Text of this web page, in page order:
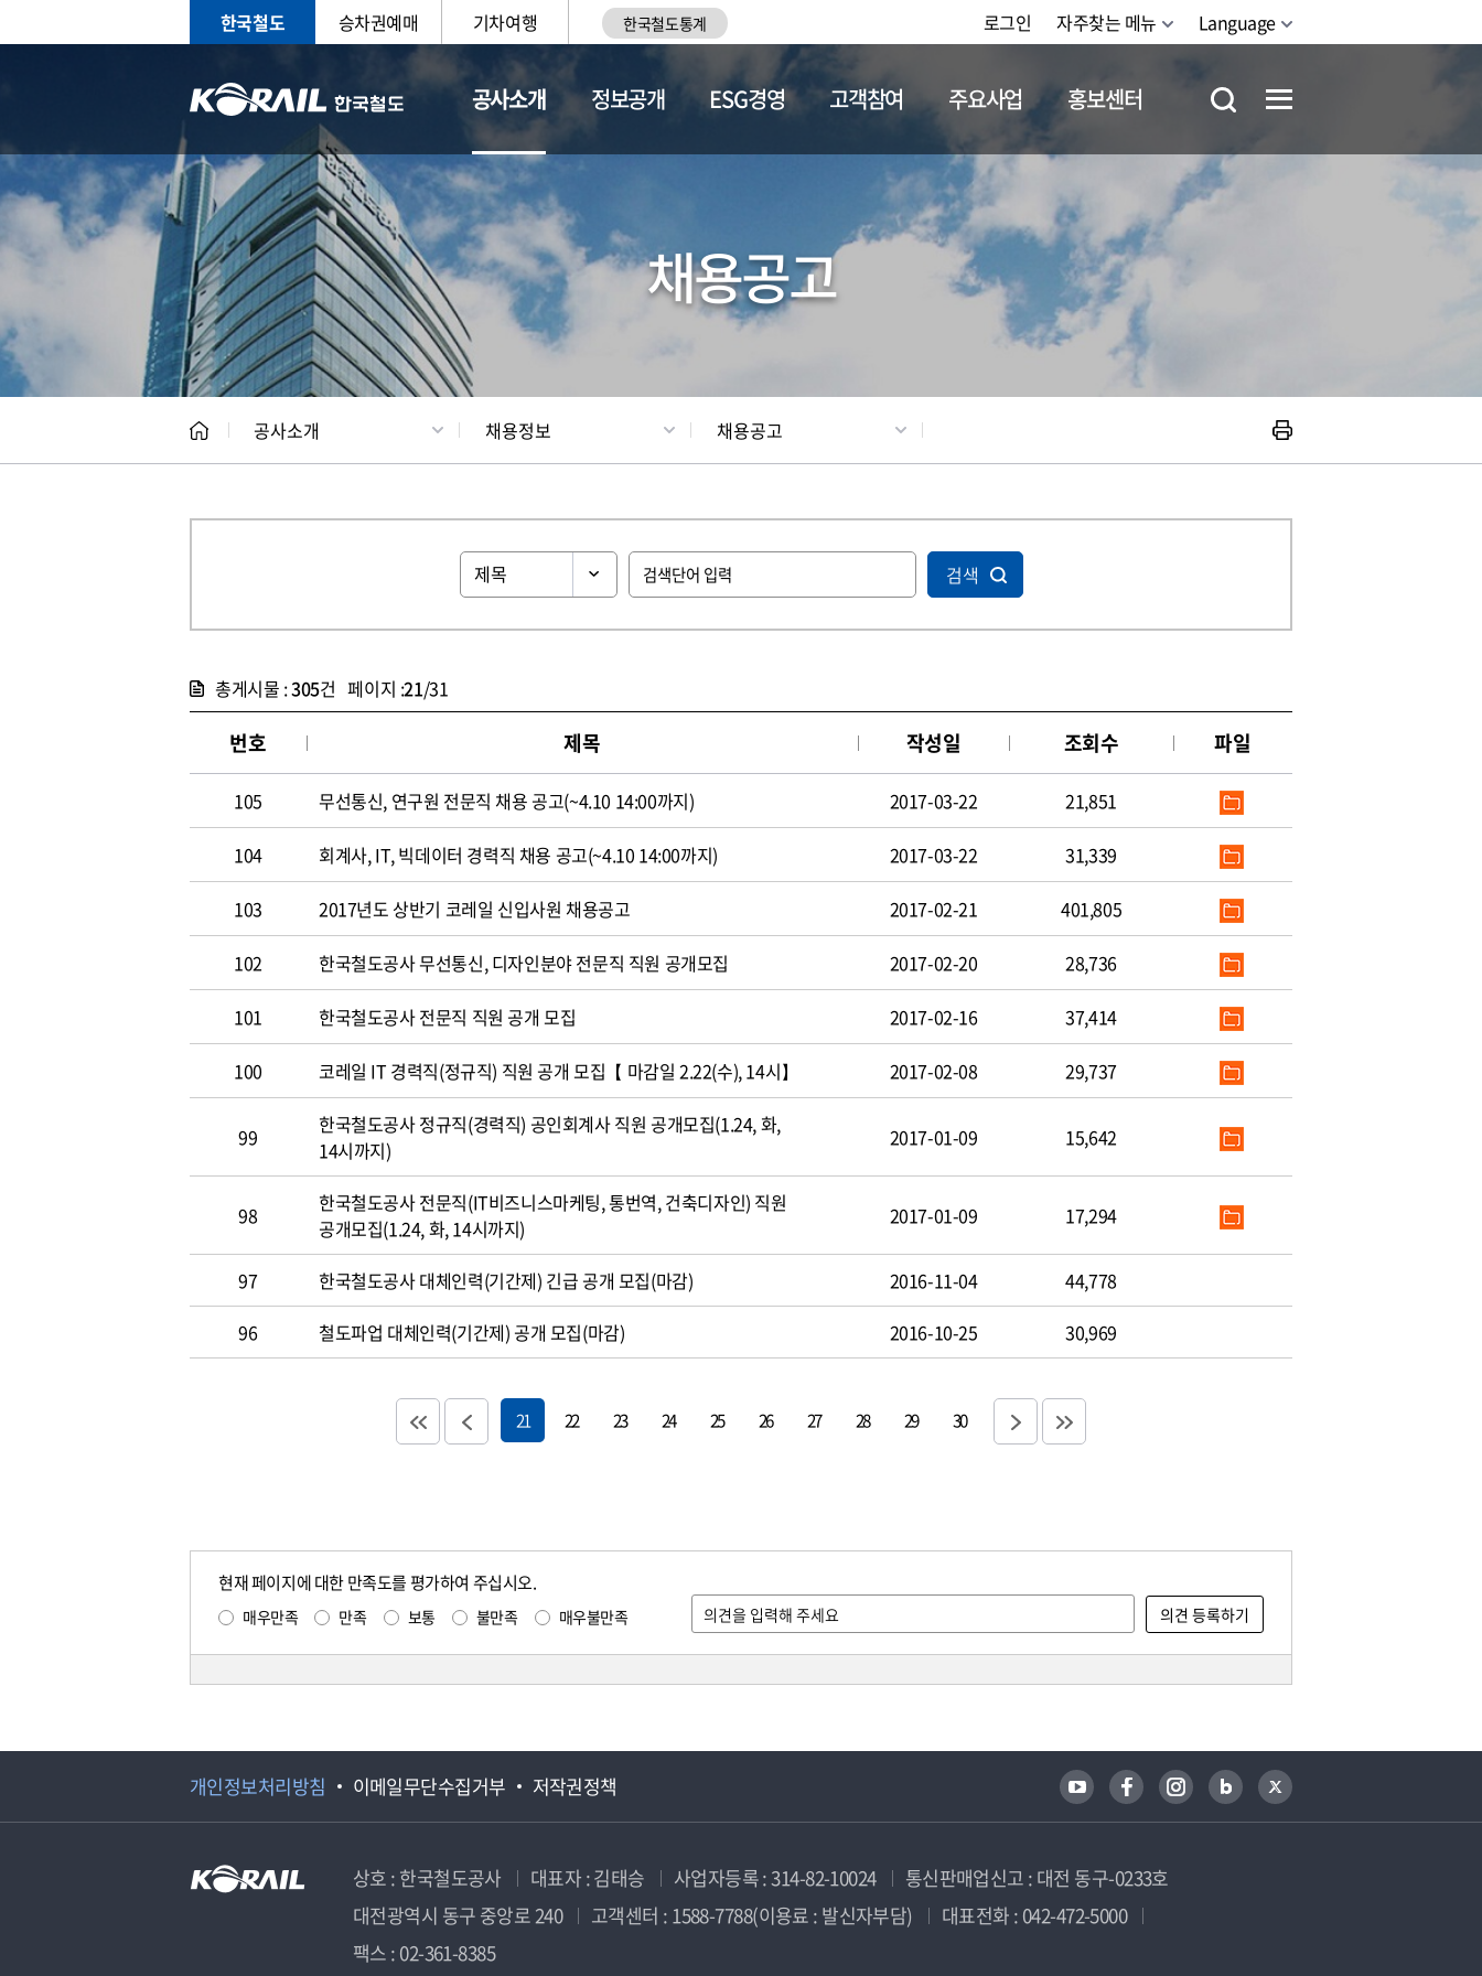
한국철도 승차권예매 기차여행 한국철도통계 로그인 자주찾는 메뉴 Language
공사소개
CEO 일반현황 채용정보
정보공개 ESG경영 고객참여 주요사업 홍보센터
채용공고
공사소개 채용정보 채용공고
검색
총게시물 :305건 페이지 :21/31
번호 제목 작성일 조회수 파일
105 무선통신, 연구원 전문직 채용 공고(~4.10 14:00까지) 2017-03-22 21,851
104 회계사, IT, 빅데이터 경력직 채용 공고(~4.10 14:00까지) 2017-03-22 31,339
103 2017년도 상반기 코레일 신입사원 채용공고 2017-02-21 401,805
102 한국철도공사 무선통신, 디자인분야 전문직 직원 공개모집 2017-02-20 28,736
101 한국철도공사 전문직 직원 공개 모집 2017-02-16 37,414
100 코레일 IT 경력직(정규직) 직원 공개 모집【 마감일 2.22(수), 14시】 2017-02-08 29,737
99
한국철도공사 정규직(경력직) 공인회계사 직원 공개모집(1.24, 화,
14시까지)
2017-01-09 15,642
98
한국철도공사 전문직(IT비즈니스마케팅, 통번역, 건축디자인) 직원
공개모집(1.24, 화, 14시까지)
2017-01-09 17,294
97 한국철도공사 대체인력(기간제) 긴급 공개 모집(마감) 2016-11-04
44,778
96
철도파업 대체인력(기간제) 공개 모집(마감) 2016-10-25 30,969
21 22 23 24 25 26 27 28 29 30
현재 페이지에 대한 만족도를 평가하여 주십시오.
매우만족 만족 보통 불만족 매우불만족
개인정보처리방침 이메일무단수집거부 저작권정책
상호 : 한국철도공사 대표자 : 김태승 사업자등록 : 314-82-10024
통신판매업신고 : 대전 동구-0233호
대전광역시 동구 중앙로 240
고객센터 : 1588-7788(이용료 : 발신자부담)
대표전화 : 042-472-5000
팩스 : 02-361-8385